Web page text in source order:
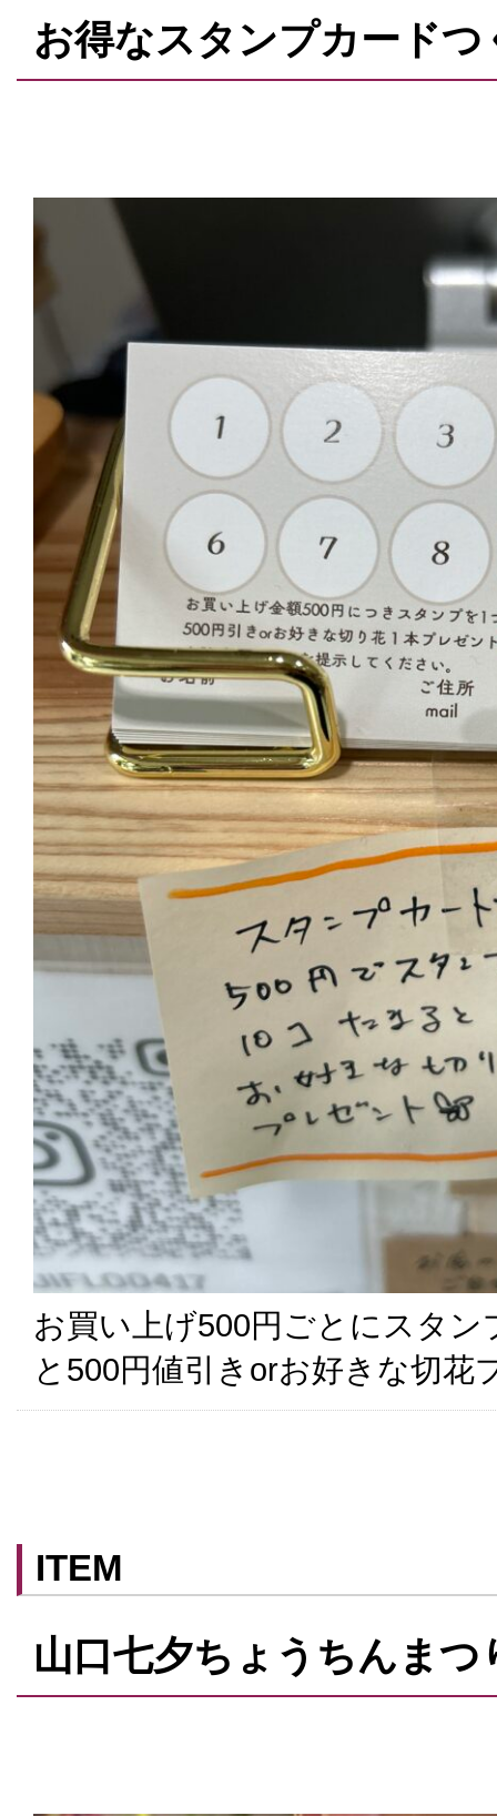
お得なスタンプカード
お買い上げ500円ごとにスタ
と500円値引きorお好きな切花
ITEM
山口七夕ちょうちんまつ